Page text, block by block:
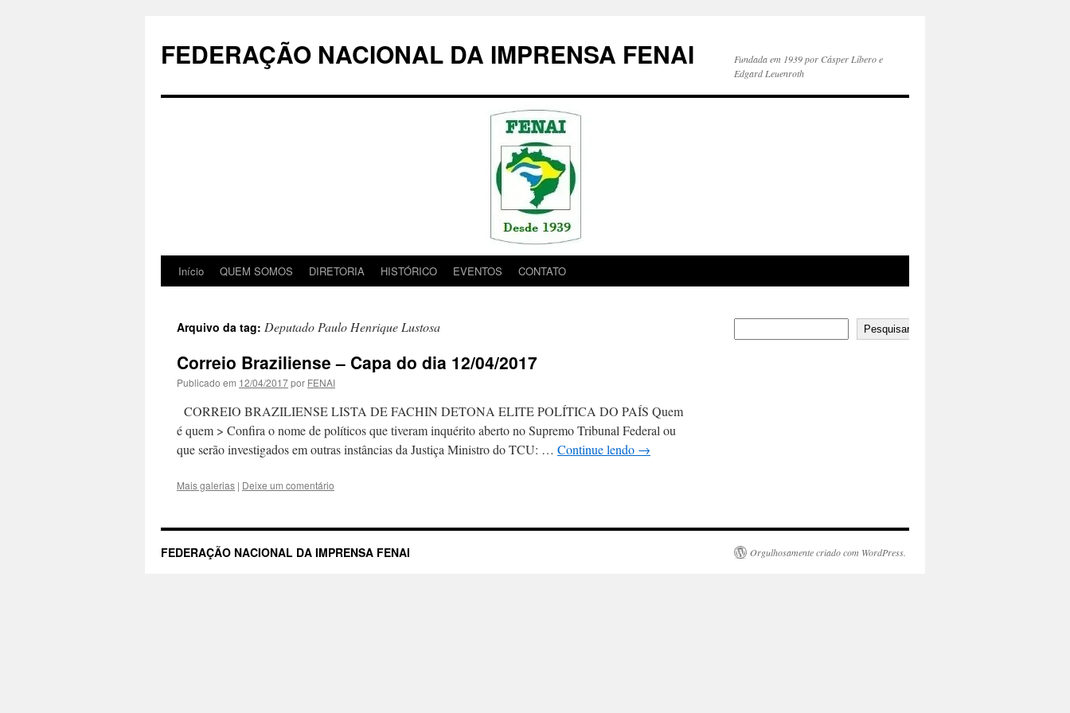
conteúdo
FEDERAÇÃO NACIONAL DA IMPRENSA FENAI
Fundada em 1939 por Cásper Líbero e
Edgard Leuenroth
Início QUEM SOMOS DIRETORIA HISTÓRICO EVENTOS CONTATO
Arquivo da tag: Deputado Paulo Henrique Lustosa
Correio Braziliense – Capa do dia 12/04/2017
Publicado em 12/04/2017por FENAI
CORREIO BRAZILIENSE LISTA DE FACHIN DETONA ELITE POLÍTICA DO PAÍS Quem
é quem > Confira o nome de políticos que tiveram inquérito aberto no Supremo Tribunal Federal ou
que serão investigados em outras instâncias da Justiça Ministro do TCU: … Continue lendo →
Mais galerias | Deixe um comentário
Pesquisar
FEDERAÇÃO NACIONAL DA IMPRENSA FENAI Orgulhosamente criado com WordPress.